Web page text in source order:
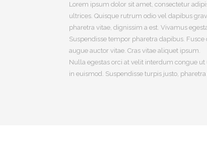
Lorem ipsum dolor sit amet, consectetur
ultrices. Quisque rutrum odio vel dapibus
pharetra vitae, dignissim a est. Vivamus
Suspendisse tempor pharetra dapibus.
augue auctor vitae. Cras vitae aliquet ipsum.
Nulla egestas orci at velit interdum congue
in euismod. Suspendisse turpis justo,